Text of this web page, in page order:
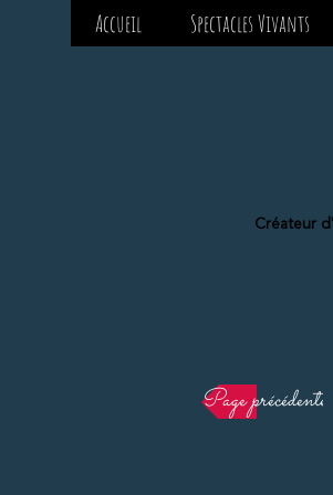
Accueil Spectacles Vivants
Créateur
Page précédente